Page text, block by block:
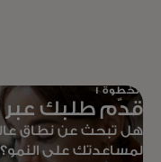
الخطوة 1
قدّم طلبك عبر
هل تبحث عن نطاق
لمساعدتك على النمو؟